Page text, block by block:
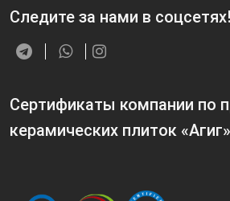
Следите за нами в соцсетях!
Сертификаты компании по
керамических плиток «Агиг»